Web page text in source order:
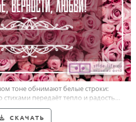
тоне обнимают белые строки:
стихами передаёт тепло и радость
дня свадьбы.
СКАЧАТЬ